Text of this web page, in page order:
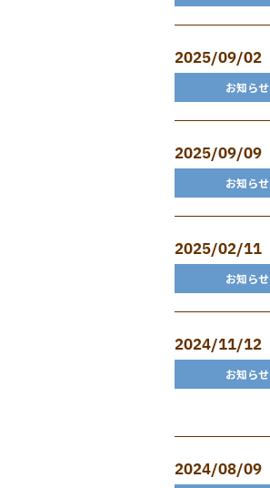
2025/09/02
お知らせ
2025/09/09
お知らせ
2025/02/11
お知らせ
2024/11/12
お知らせ
2024/08/09